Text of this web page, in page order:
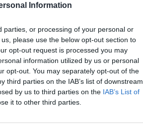
Information
parties, or processing of your personal or
please use the below opt-out section to
opt-out request is processed you may
information utilized by us or personal
opt-out. You may separately opt-out of the
third parties on the IAB’s list of downstream
by us to third parties on the IAB’s List of
it to other third parties.